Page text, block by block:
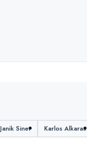
Janik Siner Karlos Alkaras